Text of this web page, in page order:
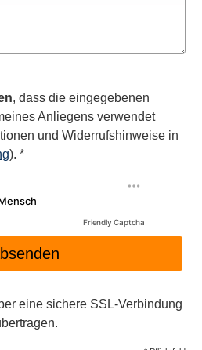
, dass die eingegebenen
Anliegens verwendet
und Widerrufshinweise in
). *
Friendly Captcha
eine sichere SSL-Verbindung